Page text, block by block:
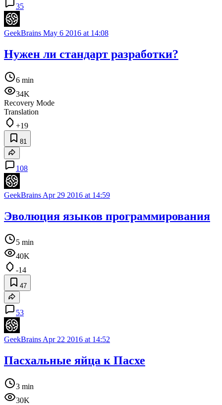
35
GeekBrains May 6 2016 at 14:08
Нужен ли стандарт разработки?
6 min
34K
Recovery Mode
Translation
+19
81
108
GeekBrains Apr 29 2016 at 14:59
Эволюция языков программирования
5 min
40K
-14
47
53
GeekBrains Apr 22 2016 at 14:52
Пасхальные яйца к Пасхе
3 min
30K